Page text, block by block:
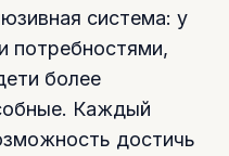
система: у
потребностями,
более
Каждый
достичь